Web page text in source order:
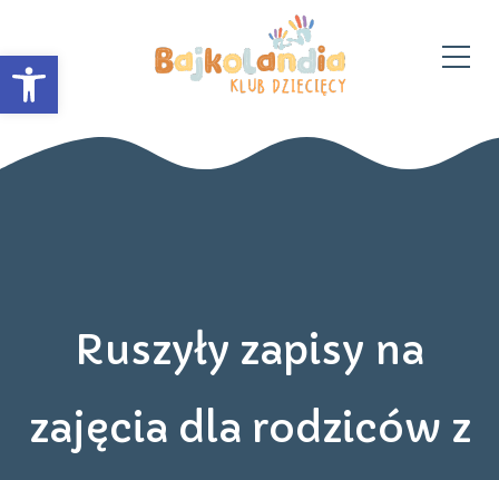
Otwórz pasek narzędzi
Ruszyły zapisy na
zajęcia dla rodziców z